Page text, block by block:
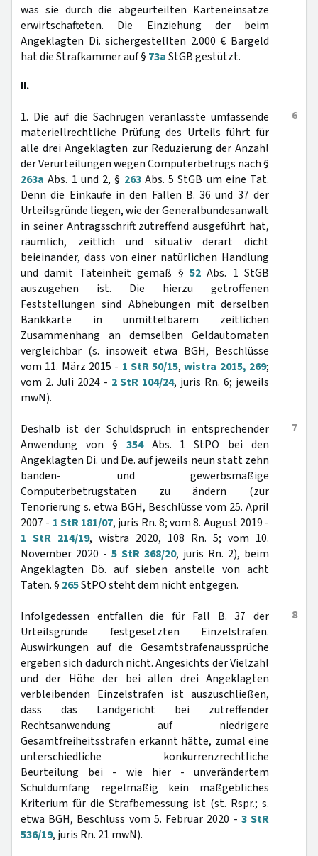
was sie durch die abgeurteilten Karteneinsätze
erwirtschafteten. Die Einziehung der beim
Angeklagten Di. sichergestellten 2.000 € Bargeld
hat die Strafkammer auf § 73aStGB gestützt.
II.
6
1. Die auf die Sachrügen veranlasste umfassende
materiellrechtliche Prüfung des Urteils führt für
alle drei Angeklagten zur Reduzierung der Anzahl
der Verurteilungen wegen Computerbetrugs nach §
263a Abs. 1 und 2, § 263Abs. 5 StGB um eine Tat.
Denn die Einkäufe in den Fällen B. 36 und 37 der
Urteilsgründe liegen, wie der Generalbundesanwalt
in seiner Antragsschrift zutreffend ausgeführt hat,
räumlich, zeitlich und situativ derart dicht
beieinander, dass von einer natürlichen Handlung
und damit Tateinheit gemäß § 52Abs. 1 StGB
auszugehen ist. Die hierzu getroffenen
Feststellungen sind Abhebungen mit derselben
Bankkarte in unmittelbarem zeitlichen
Zusammenhang an demselben Geldautomaten
vergleichbar (s. insoweit etwa BGH, Beschlüsse
vom 11. März 2015 - 1 StR 50/15,wistra 2015, 269;
vom 2. Juli 2024 - 2 StR 104/24, juris Rn. 6; jeweils
mwN).
7
Deshalb ist der Schuldspruch in entsprechender
Anwendung von § 354Abs. 1 StPO bei den
Angeklagten Di. und De. auf jeweils neun statt zehn
banden- und gewerbsmäßige
Computerbetrugstaten zu ändern (zur
Tenorierung s. etwa BGH, Beschlüsse vom 25. April
2007 - 1 StR 181/07, juris Rn. 8; vom 8. August 2019 -
1 StR 214/19, wistra 2020, 108 Rn. 5; vom 10.
November 2020 - 5 StR 368/20, juris Rn. 2), beim
Angeklagten Dö. auf sieben anstelle von acht
Taten. § 265StPO steht dem nicht entgegen.
8
Infolgedessen entfallen die für Fall B. 37 der
Urteilsgründe festgesetzten Einzelstrafen.
Auswirkungen auf die Gesamtstrafenaussprüche
ergeben sich dadurch nicht. Angesichts der Vielzahl
und der Höhe der bei allen drei Angeklagten
verbleibenden Einzelstrafen ist auszuschließen,
dass das Landgericht bei zutreffender
Rechtsanwendung auf niedrigere
Gesamtfreiheitsstrafen erkannt hätte, zumal eine
unterschiedliche konkurrenzrechtliche
Beurteilung bei - wie hier - unverändertem
Schuldumfang regelmäßig kein maßgebliches
Kriterium für die Strafbemessung ist (st. Rspr.; s.
etwa BGH, Beschluss vom 5. Februar 2020 - 3 StR
536/19, juris Rn. 21 mwN).